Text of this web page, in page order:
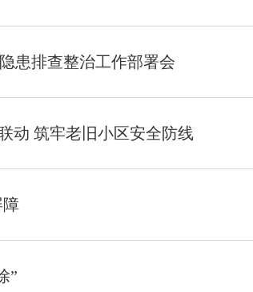
患排查整治工作部署会
动 筑牢老旧小区安全防线
障
”